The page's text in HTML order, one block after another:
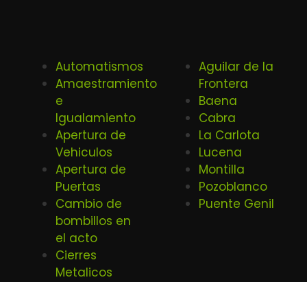
Automatismos
Amaestramiento
e
Igualamiento
Apertura de
Vehiculos
Apertura de
Puertas
Cambio de
bombillos en
el acto
Cierres
Metalicos
Aguilar de la
Frontera
Baena
Cabra
La Carlota
Lucena
Montilla
Pozoblanco
Puente Genil